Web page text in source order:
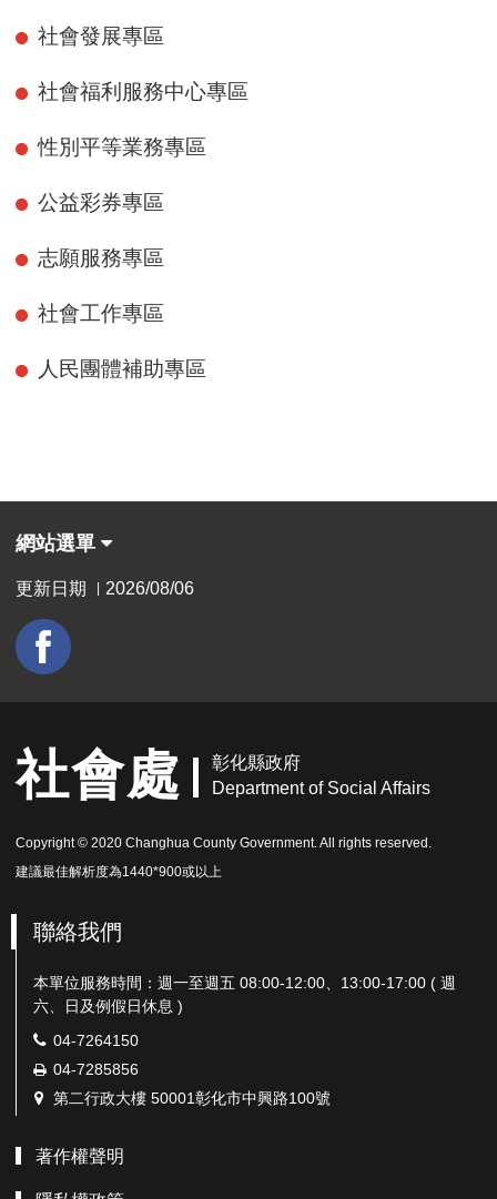
社會發展專區
社會福利服務中心專區
性別平等業務專區
公益彩券專區
志願服務專區
社會工作專區
人民團體補助專區
網站選單
更新日期 2026/08/06
社會處
彰化縣政府
Department of Social Affairs
Copyright © 2020 Changhua County Government. All rights reserved.
建議最佳解析度為1440*900或以上
聯絡我們
本單位服務時間：週一至週五 08:00-12:00、13:00-17:00 ( 週
六、日及例假日休息 )
電
話：
04-7264150
傳
真：
04-7285856
地
第二行政大樓 50001彰化市中興路100號
著作權聲明